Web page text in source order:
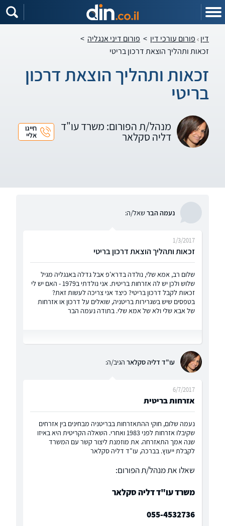
דין פורום עורכי דין > פורום דיני אנגליה >
זכאות ותהליך הוצאת דרכון בריטי
זכאות ותהליך הוצאת דרכון
בריטי
מנהל/ת הפורום: משרד עו"ד
דליה סקלאר
חייגו
אליי
נעמה הברשאל/ה:
זכאות ותהליך הוצאת דרכון בריטי
1/3/2017
שלום רב, אמא שלי, נולדה בדרא'פ אבל גדלה באנגליה מגיל
שלוש ולכן יש לה אזרחות בריטית. אני נולדתי ב1979 - האם יש לי
זכאות לקבל דרכון בריטי? כיצד אני צריכה לעשות זאת?
בטפסים שיש בשגרירות בריטניה, שואלים על דרכון או אזרחות
של אבא שלי ולא של אמא שלי. בתודה נעמה הבר
עו"ד דליה סקלאר הגיב/ה:
אזרחות בריטית
6/7/2017
נעמה שלום, חוקי ההתאזרחות בבריטניה מבחינים בין אזרחים
שקיבלו אזרחות לפני 1983 ואחרי. השאלה הקריטית היא באיזו
שנה אמך התאזרחה. את מוזמנת ליצור קשר עם המשרד
לקבלת ייעוץ. בברכה, עו"ד דליה סקלאר
שאלו את מנהל/ת הפורום:
משרד עו"ד דליה סקלאר
055-4532736